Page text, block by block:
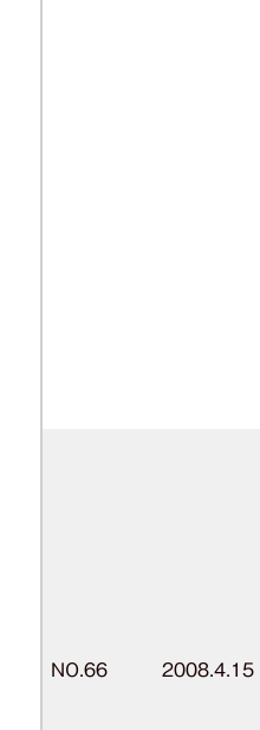
NO.66 2008.4.15